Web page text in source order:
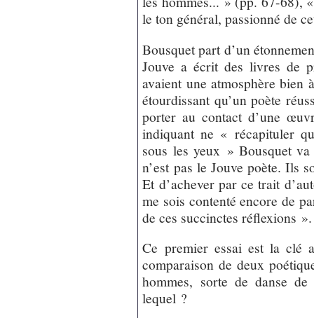
le ton général, passionné de
Bousquet part d’un
Jouve a écrit des livres de
avaient une atmosphère
étourdissant qu’un poète
porter au contact d’une
indiquant ne « récapituler
sous les yeux » Bousquet
n’est pas le Jouve poète. Ils
Et d’achever par ce trait
me sois contenté encore de
de ces succinctes réflexions ».
Ce premier essai est la clé
comparaison de deux
hommes, sorte de danse
lequel ?